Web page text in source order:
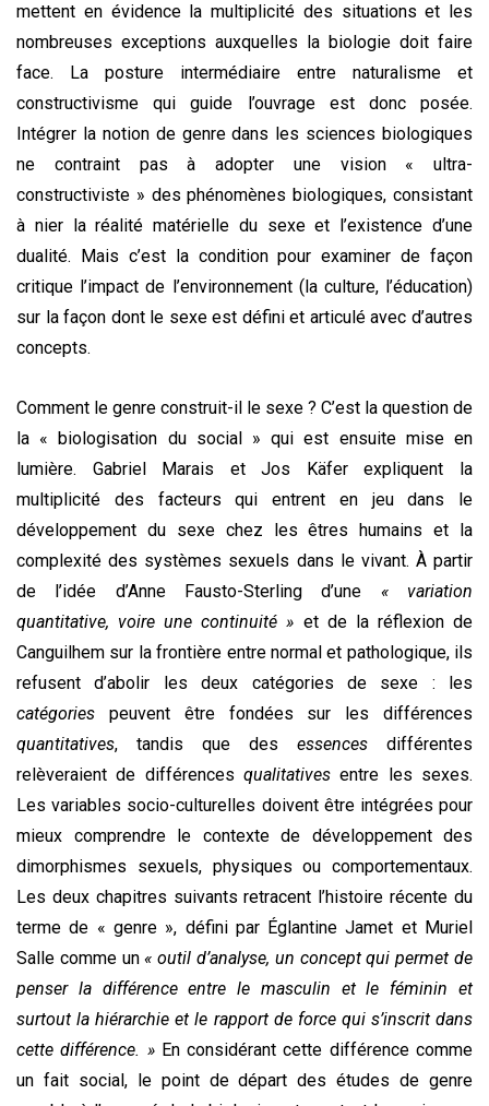
mettent en évidence la multiplicité des situations et les
nombreuses exceptions auxquelles la biologie doit faire
face. La posture intermédiaire entre naturalisme et
constructivisme qui guide l’ouvrage est donc posée.
Intégrer la notion de genre dans les sciences biologiques
ne contraint pas à adopter une vision « ultra-
constructiviste » des phénomènes biologiques, consistant
à nier la réalité matérielle du sexe et l’existence d’une
dualité. Mais c’est la condition pour examiner de façon
critique l’impact de l’environnement (la culture, l’éducation)
sur la façon dont le sexe est défini et articulé avec d’autres
concepts.
Comment le genre construit-il le sexe ? C’est la question de
la « biologisation du social » qui est ensuite mise en
lumière. Gabriel Marais et Jos Käfer expliquent la
multiplicité des facteurs qui entrent en jeu dans le
développement du sexe chez les êtres humains et la
complexité des systèmes sexuels dans le vivant. À partir
de l’idée d’Anne Fausto-Sterling d’une « variation
quantitative, voire une continuité » et de la réflexion de
Canguilhem sur la frontière entre normal et pathologique, ils
refusent d’abolir les deux catégories de sexe : les
catégories peuvent être fondées sur les différences
quantitatives, tandis que des essences différentes
relèveraient de différences qualitatives entre les sexes.
Les variables socio-culturelles doivent être intégrées pour
mieux comprendre le contexte de développement des
dimorphismes sexuels, physiques ou comportementaux.
Les deux chapitres suivants retracent l’histoire récente du
terme de « genre », défini par Églantine Jamet et Muriel
Salle comme un« outil d’analyse, un concept qui permet de
penser la différence entre le masculin et le féminin et
surtout la hiérarchie et le rapport de force qui s’inscrit dans
cette différence. »En considérant cette différence comme
un fait social, le point de départ des études de genre